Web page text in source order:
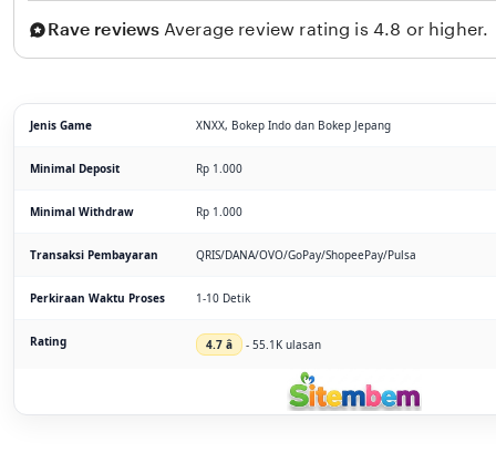
Rave reviews Average review rating is 4.8 or higher.
Jenis Game XNXX, Bokep Indo dan Bokep Jepang
Minimal Deposit Rp 1.000
Minimal Withdraw Rp 1.000
Transaksi Pembayaran QRIS/DANA/OVO/GoPay/ShopeePay/Pulsa
Perkiraan Waktu Proses 1-10 Detik
Rating 4.7 â­ - 55.1K ulasan